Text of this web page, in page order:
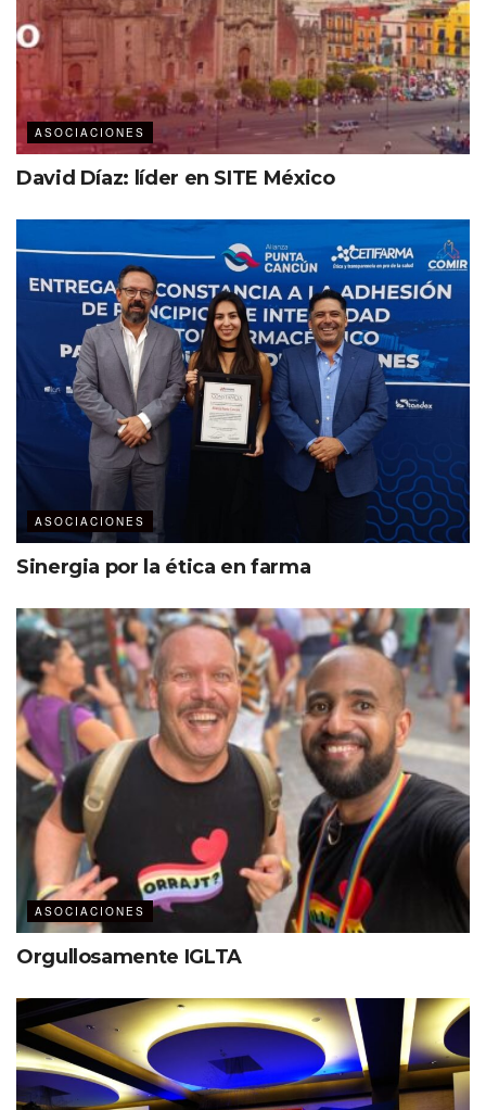
ASOCIACIONES
David Díaz: líder en SITE México
ASOCIACIONES
Sinergia por la ética en farma
ASOCIACIONES
Orgullosamente IGLTA